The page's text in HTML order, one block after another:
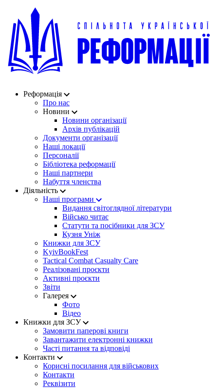
Реформація
Про нас
Новини
Новини організації
Архів публікацій
Документи організації
Наші локації
Персоналії
Бібліотека реформації
Наші партнери
Набуття членства
Діяльність
Наші програми
Видання світоглядної літератури
Військо читає
Статути та посібники для ЗСУ
Кузня Уніж
Книжки для ЗСУ
KyivBookFest
Tactical Combat Casualty Care
Реалізовані проєкти
Активні проєкти
Звіти
Галерея
Фото
Відео
Книжки для ЗСУ
Замовити паперові книги
Завантажити електронні книжки
Часті питання та відповіді
Контакти
Корисні посилання для військових
Контакти
Реквізити